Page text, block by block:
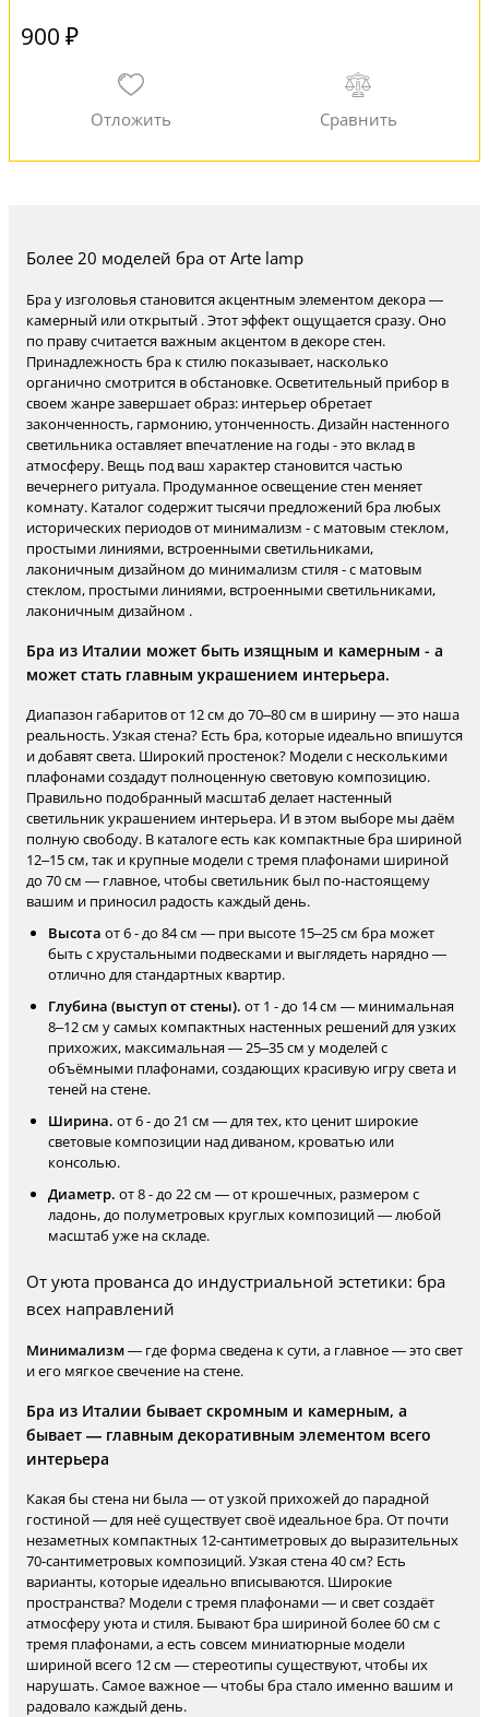
900 ₽
Более 20 моделей бра от Arte lamp
Бра у изголовья становится акцентным элементом декора —
камерный или открытый . Этот эффект ощущается сразу. Оно
по праву считается важным акцентом в декоре стен.
Принадлежность бра к стилю показывает, насколько
органично смотрится в обстановке. Осветительный прибор в
своем жанре завершает образ: интерьер обретает
законченность, гармонию, утонченность. Дизайн настенного
светильника оставляет впечатление на годы - это вклад в
атмосферу. Вещь под ваш характер становится частью
вечернего ритуала. Продуманное освещение стен меняет
комнату. Каталог содержит тысячи предложений бра любых
исторических периодов от минимализм - с матовым стеклом,
простыми линиями, встроенными светильниками,
лаконичным дизайном до минимализм стиля - с матовым
стеклом, простыми линиями, встроенными светильниками,
лаконичным дизайном .
Бра из Италии может быть изящным и камерным - а
может стать главным украшением интерьера.
Диапазон габаритов от 12 см до 70–80 см в ширину — это наша
реальность. Узкая стена? Есть бра, которые идеально впишутся
и добавят света. Широкий простенок? Модели с несколькими
плафонами создадут полноценную световую композицию.
Правильно подобранный масштаб делает настенный
светильник украшением интерьера. И в этом выборе мы даём
полную свободу. В каталоге есть как компактные бра шириной
12–15 см, так и крупные модели с тремя плафонами шириной
до 70 см — главное, чтобы светильник был по-настоящему
вашим и приносил радость каждый день.
Высота от 6 - до 84 см — при высоте 15–25 см бра может
быть с хрустальными подвесками и выглядеть нарядно —
отлично для стандартных квартир.
Глубина (выступ от стены). от 1 - до 14 см — минимальная
8–12 см у самых компактных настенных решений для узких
прихожих, максимальная — 25–35 см у моделей с
объёмными плафонами, создающих красивую игру света и
теней на стене.
Ширина. от 6 - до 21 см — для тех, кто ценит широкие
световые композиции над диваном, кроватью или
консолью.
Диаметр. от 8 - до 22 см — от крошечных, размером с
ладонь, до полуметровых круглых композиций — любой
масштаб уже на складе.
От уюта прованса до индустриальной эстетики: бра
всех направлений
Минимализм— где форма сведена к сути, а главное — это свет
и его мягкое свечение на стене.
Бра из Италии бывает скромным и камерным, а
бывает — главным декоративным элементом всего
интерьера
Какая бы стена ни была — от узкой прихожей до парадной
гостиной — для неё существует своё идеальное бра. От почти
незаметных компактных 12-сантиметровых до выразительных
70-сантиметровых композиций. Узкая стена 40 см? Есть
варианты, которые идеально вписываются. Широкие
пространства? Модели с тремя плафонами — и свет создаёт
атмосферу уюта и стиля. Бывают бра шириной более 60 см с
тремя плафонами, а есть совсем миниатюрные модели
шириной всего 12 см — стереотипы существуют, чтобы их
нарушать. Самое важное — чтобы бра стало именно вашим и
радовало каждый день.